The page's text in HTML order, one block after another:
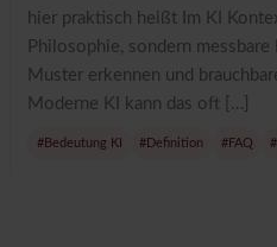
hier praktisch heißt Im KI
Philosophie, sondern
Muster erkennen und
Moderne KI kann das oft […]
#Bedeutung KI #Definition #FAQ